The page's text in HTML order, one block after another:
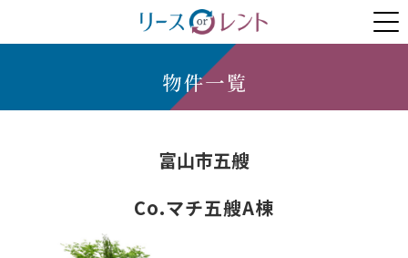
物件紹介
新着情報
富山市五艘
Co.マチ五艘A棟